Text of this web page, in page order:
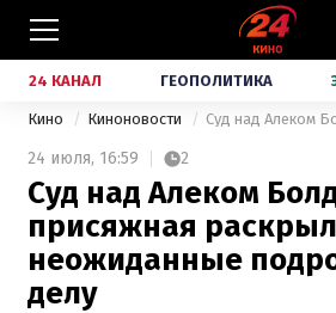
24 КАНАЛ ГЕОПОЛИТИКА
Кино Киноновости
24 июля, 16:59 2
Суд над Алеком
присяжная
неожиданные
делу